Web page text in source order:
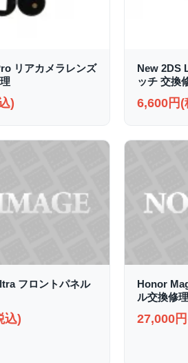
リアカメラレンズ
)
New 2DS
ッチ 交換
6,600円(
フロントパネル
込)
Honor
ル交換修
27,000